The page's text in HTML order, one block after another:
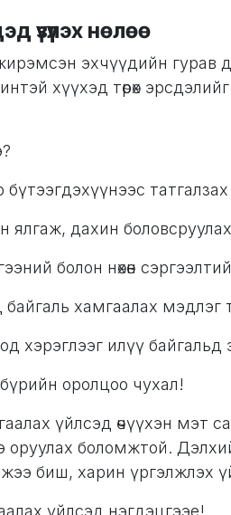
үзүүлэх нөлөө
эхчүүдийн гурав
хүүхэд төрөх
татгалзах
ялгаж, дахин боловсруулах
болон нөхөн
байгаль хамгаалах мэдлэг
хэрэглээг илүү байгальд
оролцоо чухал!
үйлсэд өчүүхэн мэт
боломжтой.
биш, харин үргэлжлэх
үйлсэд нэгдэцгээе!